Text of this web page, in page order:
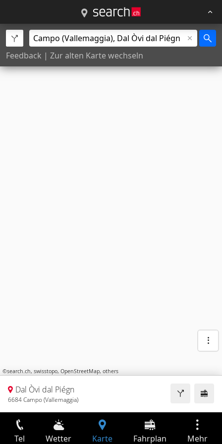
Feedback | Zur alten Karte wechseln
©search.ch, swisstopo, OpenStreetMap, others
Dal Òvi dal Piégn
6684 Campo (Vallemaggia)
Tel Wetter Karte Fahrplan Mehr